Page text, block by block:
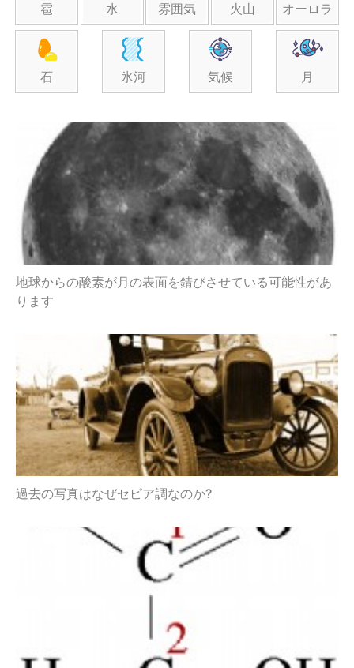
雹 水 雰囲気 火山 オーロラ
石 氷河 気候 月
地球からの酸素が月の表面を錆びさせている可能性があ
ります
過去の写真はなぜセピア調なのか?